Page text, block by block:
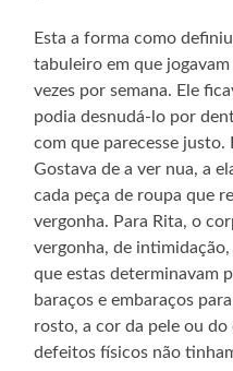
Esta a forma como
tabuleiro em que
vezes por semana. Ele
podia desnudá-lo por
com que parecesse justo.
Gostava de a ver nua, a
cada peça de roupa que
vergonha. Para Rita, o
vergonha, de intimidação,
que estas determinavam
baraços e embaraços
rosto, a cor da pele ou
defeitos físicos não